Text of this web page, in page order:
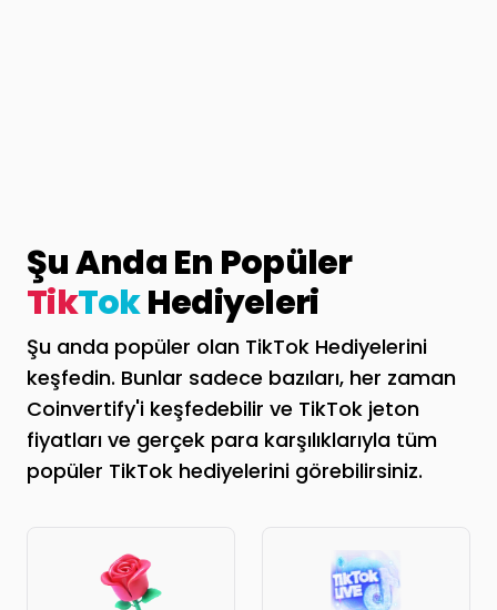
Şu Anda En Popüler
TikTokHediyeleri
Şu anda popüler olan TikTok Hediyelerini
keşfedin. Bunlar sadece bazıları, her zaman
Coinvertify'i keşfedebilir ve TikTok jeton
fiyatları ve gerçek para karşılıklarıyla tüm
popüler TikTok hediyelerini görebilirsiniz.